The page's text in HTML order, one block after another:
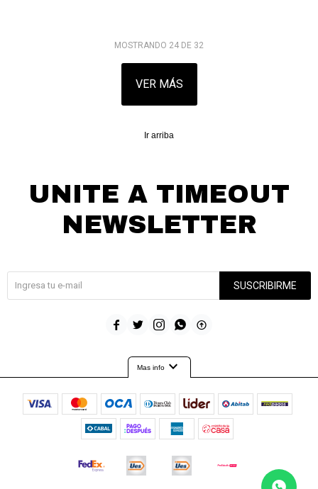
MOSTRANDO 24 DE 32
VER MÁS
Ir arriba
UNITE A TIMEOUT
NEWSLETTER
SUSCRIBIRME
    
Mas infoexpand_more